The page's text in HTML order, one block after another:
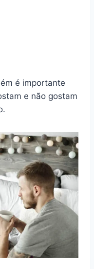
é importante
e não gostam